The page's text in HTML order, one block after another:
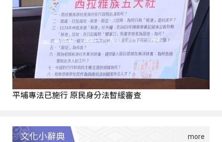
平埔專法已施行 原民身分法暫緩審查
文化小辭典